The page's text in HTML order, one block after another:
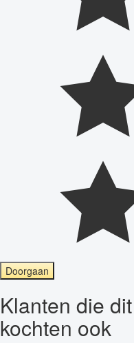
Doorgaan
Klanten die
kochten ook